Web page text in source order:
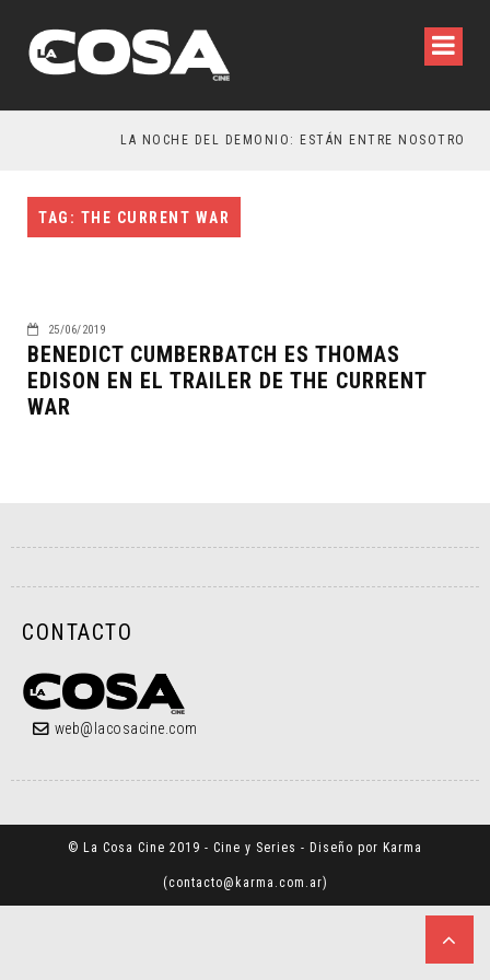
TAG: THE CURRENT WAR
25/06/2019
BENEDICT CUMBERBATCH ES THOMAS
EDISON EN EL TRAILER DE THE CURRENT
WAR
CONTACTO
web@lacosacine.com
© La Cosa Cine 2019 - Cine y Series - Diseño por Karma
(contacto@karma.com.ar)